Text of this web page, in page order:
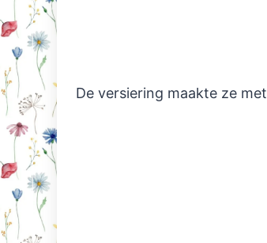
De versiering maakte ze met